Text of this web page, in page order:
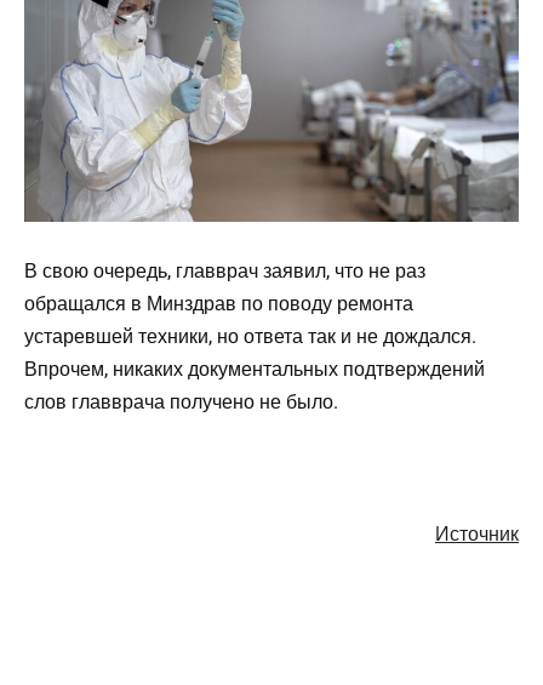
В свою очередь, главврач заявил, что не раз
обращался в Минздрав по поводу ремонта
устаревшей техники, но ответа так и не дождался.
Впрочем, никаких документальных подтверждений
слов главврача получено не было.
Источник